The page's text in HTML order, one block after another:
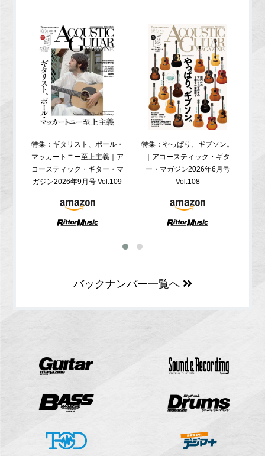
特集：ギタリスト、ポール・
マッカートニー至上主義｜ア
コースティック・ギター・マ
ガジン2026年9月号 Vol.109
特集：やっぱり、ギブソン。
｜アコースティック・ギタ
ー・マガジン2026年6月号
Vol.108
バックナンバー一覧へ